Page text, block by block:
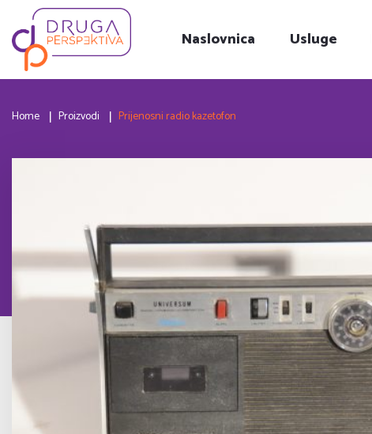
Naslovnica Usluge
Home Proizvodi Prijenosni radio kazetofon